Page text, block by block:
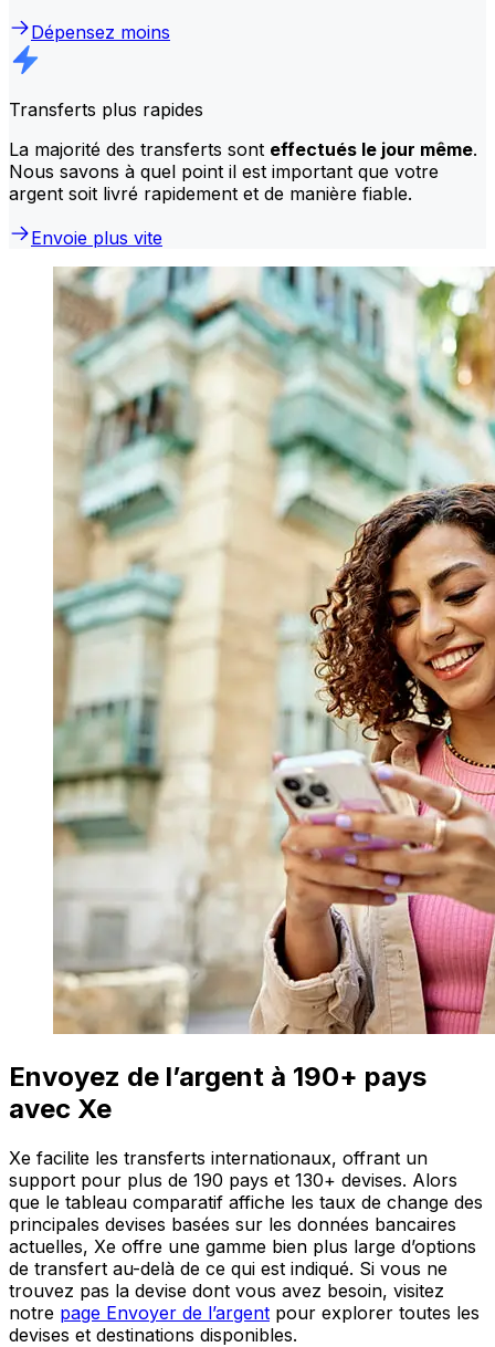
Dépensez moins
Transferts plus rapides
La majorité des transferts sont effectués le jour même.
Nous savons à quel point il est important que votre
argent soit livré rapidement et de manière fiable.
Envoie plus vite
Envoyez de l’argent à 190+ pays
avec Xe
Xe facilite les transferts internationaux, offrant un
support pour plus de 190 pays et 130+ devises. Alors
que le tableau comparatif affiche les taux de change des
principales devises basées sur les données bancaires
actuelles, Xe offre une gamme bien plus large d’options
de transfert au-delà de ce qui est indiqué. Si vous ne
trouvez pas la devise dont vous avez besoin, visitez
notre page Envoyer de l’argent pour explorer toutes les
devises et destinations disponibles.